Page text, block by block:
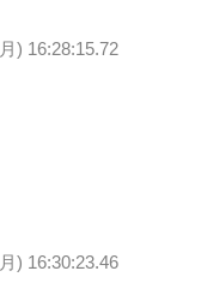
) 16:28:15.72
) 16:30:23.46